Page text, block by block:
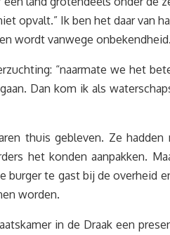
opvalt.” Ik ben het daar van
wordt vanwege onbekendheid.
“naarmate we het
Dan kom ik als
thuis gebleven. Ze
het konden aanpakken.
te gast bij de overheid
worden.
in de Draak een